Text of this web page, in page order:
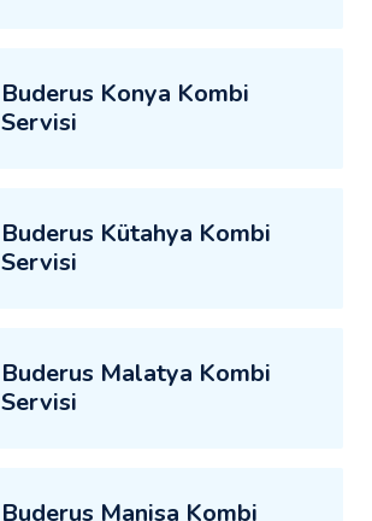
Buderus Konya Kombi
Servisi
Buderus Kütahya Kombi
Servisi
Buderus Malatya Kombi
Servisi
Buderus Manisa Kombi